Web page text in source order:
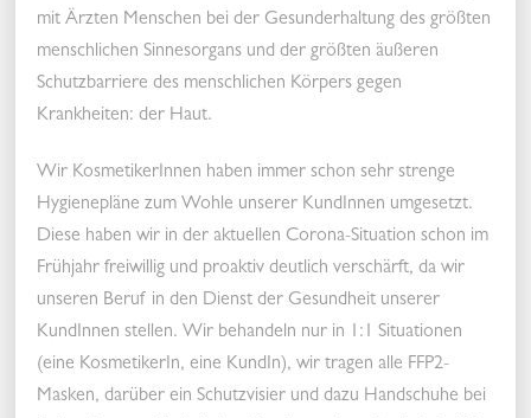
mit Ärzten Menschen bei der Gesunderhaltung des größten
menschlichen Sinnesorgans und der größten äußeren
Schutzbarriere des menschlichen Körpers gegen
Krankheiten: der Haut.
Wir KosmetikerInnen haben immer schon sehr strenge
Hygienepläne zum Wohle unserer KundInnen umgesetzt.
Diese haben wir in der aktuellen Corona-Situation schon im
Frühjahr freiwillig und proaktiv deutlich verschärft, da wir
unseren Beruf in den Dienst der Gesundheit unserer
KundInnen stellen. Wir behandeln nur in 1:1 Situationen
(eine KosmetikerIn, eine KundIn), wir tragen alle FFP2-
Masken, darüber ein Schutzvisier und dazu Handschuhe bei